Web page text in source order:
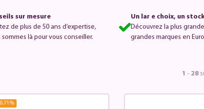
sur mesure
de plus de 50 ans d’expertise,
sommes là pour vous conseiller.
Un lar e choix, un
Découvrez la plus
grandes marques en
1 - 28
%